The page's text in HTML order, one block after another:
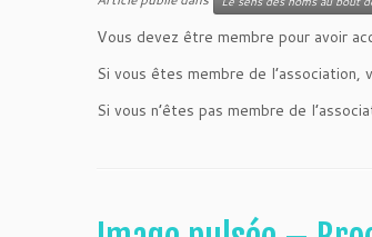
Vous devez être membre pour avoir
Si vous êtes membre de l’association,
Si vous n’êtes pas membre de